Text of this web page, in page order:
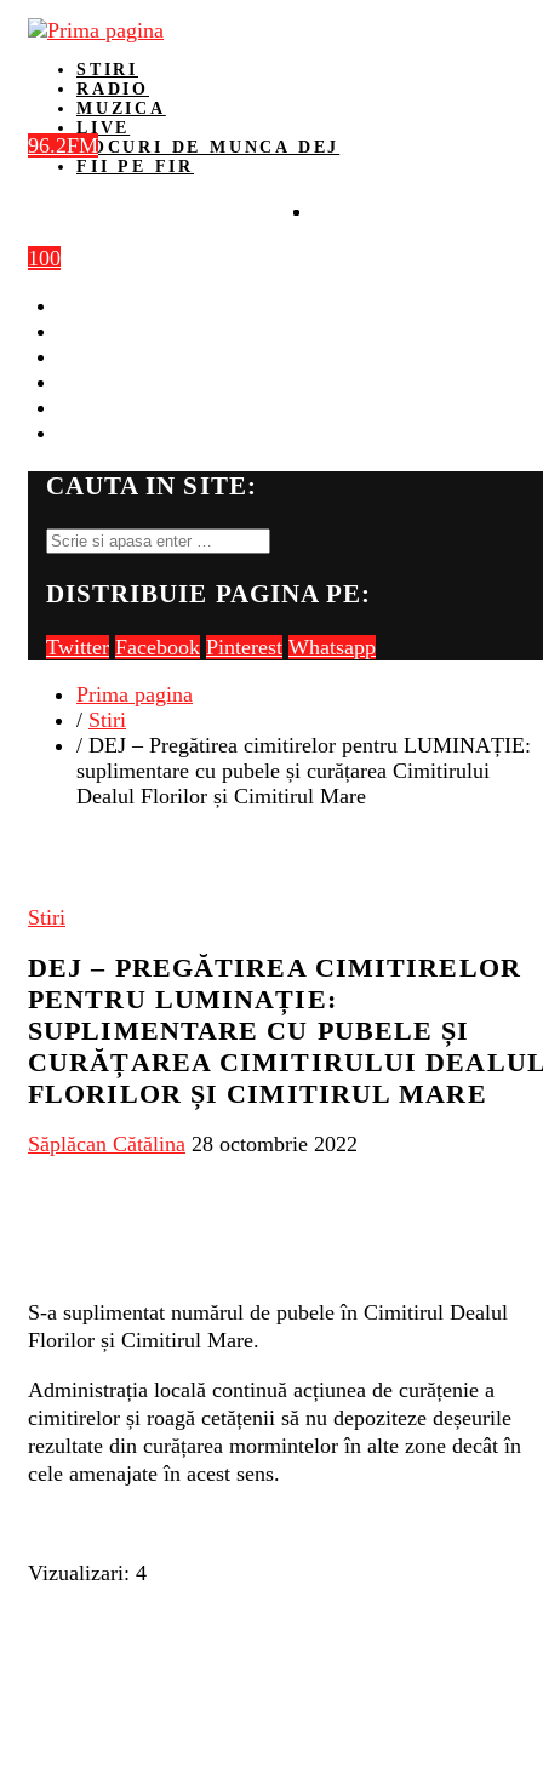
STIRI
RADIO
MUZICA
LIVE
LOCURI DE MUNCA DEJ
FII PE FIR
100
96.2FM
CAUTA IN SITE:
DISTRIBUIE PAGINA PE:
Twitter Facebook Pinterest Whatsapp
Prima pagina
/ Stiri
/ DEJ – Pregătirea cimitirelor pentru LUMINAȚIE:
suplimentare cu pubele și curățarea Cimitirului
Dealul Florilor și Cimitirul Mare
Stiri
DEJ – PREGĂTIREA CIMITIRELOR
PENTRU LUMINAȚIE:
SUPLIMENTARE CU PUBELE ȘI
CURĂȚAREA CIMITIRULUI
FLORILOR ȘI CIMITIRUL MARE
Săplăcan Cătălina 28 octombrie 2022
S-a suplimentat numărul de pubele în Cimitirul Dealul
Florilor și Cimitirul Mare.
Administrația locală continuă acțiunea de curățenie a
cimitirelor și roagă cetățenii să nu depoziteze deșeurile
rezultate din curățarea mormintelor în alte zone decât în
cele amenajate în acest sens.
Vizualizari: 4